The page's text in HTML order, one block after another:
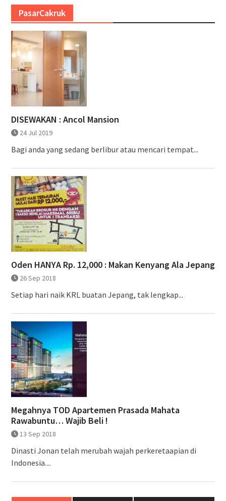
PasarCakruk
DISEWAKAN : Ancol Mansion
24 Jul 2019
Bagi anda yang sedang berlibur atau mencari tempat...
Oden HANYA Rp. 12,000 : Makan Kenyang Ala Jepang
26 Sep 2018
Setiap hari naik KRL buatan Jepang, tak lengkap...
Megahnya TOD Apartemen Prasada Mahata
Rawabuntu… Wajib Beli !
13 Sep 2018
Dinasti Jonan telah merubah wajah perkeretaapian di
Indonesia....